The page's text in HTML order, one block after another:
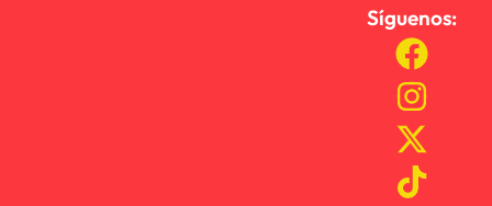
Síguenos: